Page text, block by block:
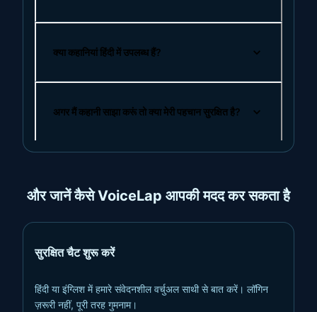
क्या कहानियां हिंदी में उपलब्ध हैं?
अगर मैं कहानी साझा करूं तो क्या मेरी पहचान सुरक्षित है?
और जानें कैसे VoiceLap आपकी मदद कर सकता है
सुरक्षित चैट शुरू करें
हिंदी या इंग्लिश में हमारे संवेदनशील वर्चुअल साथी से बात करें। लॉगिन
ज़रूरी नहीं, पूरी तरह गुमनाम।